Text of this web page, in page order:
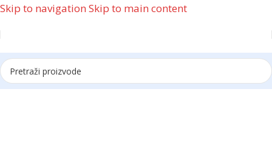
Skip to navigation Skip to main content
Reklama